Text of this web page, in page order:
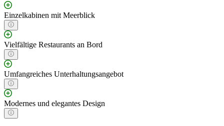
Einzelkabinen mit Meerblick
Vielfältige Restaurants an Bord
Umfangreiches Unterhaltungsangebot
Modernes und elegantes Design